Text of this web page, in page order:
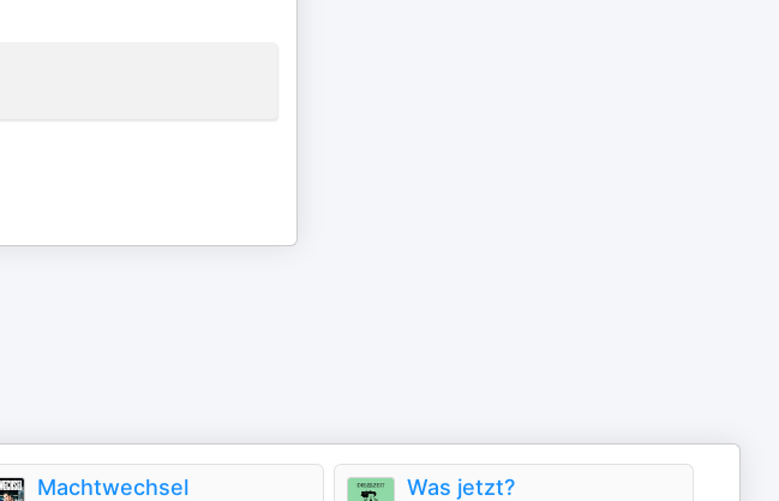
Machtwechsel Was jetzt?